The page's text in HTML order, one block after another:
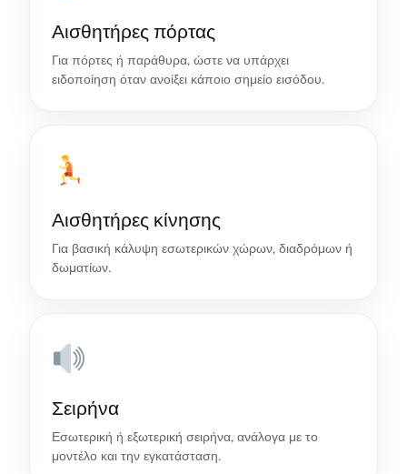
Αισθητήρες πόρτας
Για πόρτες ή παράθυρα, ώστε να υπάρχει
ειδοποίηση όταν ανοίξει κάποιο σημείο εισόδου.
Αισθητήρες κίνησης
Για βασική κάλυψη εσωτερικών χώρων, διαδρόμων ή
δωματίων.
Σειρήνα
Εσωτερική ή εξωτερική σειρήνα, ανάλογα με το
μοντέλο και την εγκατάσταση.